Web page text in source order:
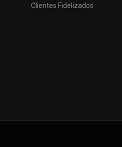
Clientes Fidelizados